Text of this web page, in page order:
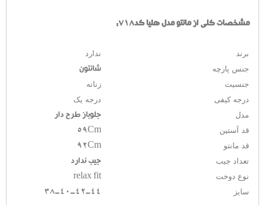
مشخصات کلی از مانتو مدل هلیا کد718:
برند
ندارد
جنس پارچه
شانتون
جنسیت
زنانه
درجه کیفی
درجه یک
مدل
جلوباز طرح دار
قد آستین
59Cm
قد مانتو
92Cm
تعداد جیب
جیب ندارد
نوع دوخت
relax fit
سایز
38-40-42-44